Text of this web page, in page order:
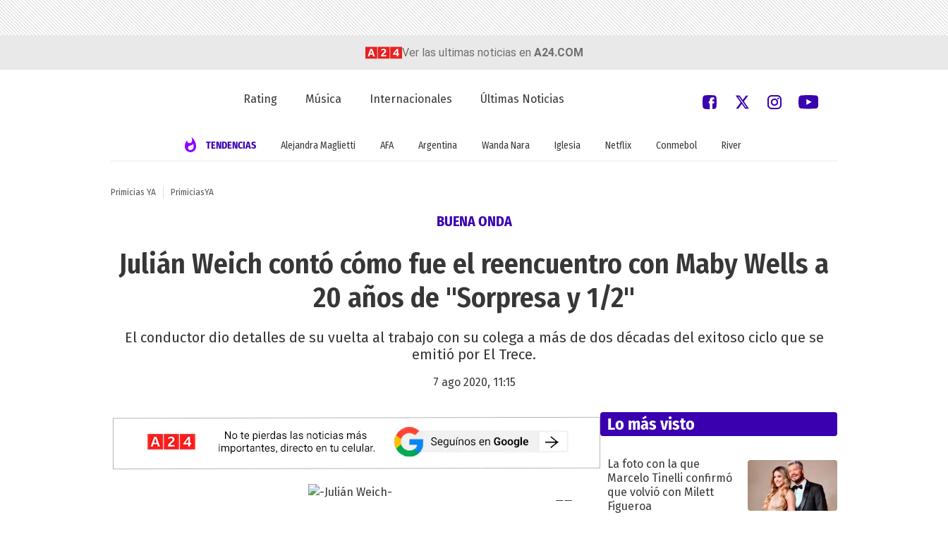
Ver las ultimas noticias en A24.COM
Rating Música Internacionales Últimas Noticias
TENDENCIAS Alejandra Maglietti AFA Argentina Wanda Nara Iglesia Netflix Conmebol River
Primicias YA PrimiciasYA
BUENA ONDA
Julián Weich contó cómo fue el reencuentro con Maby Wells a
20 años de "Sorpresa y 1/2"
El conductor dio detalles de su vuelta al trabajo con su colega a más de dos décadas del exitoso ciclo que se
emitió por El Trece.
7 ago 2020, 11:15
Lo más visto
La foto con la que
Marcelo Tinelli confirmó
que volvió con Milett
Figueroa